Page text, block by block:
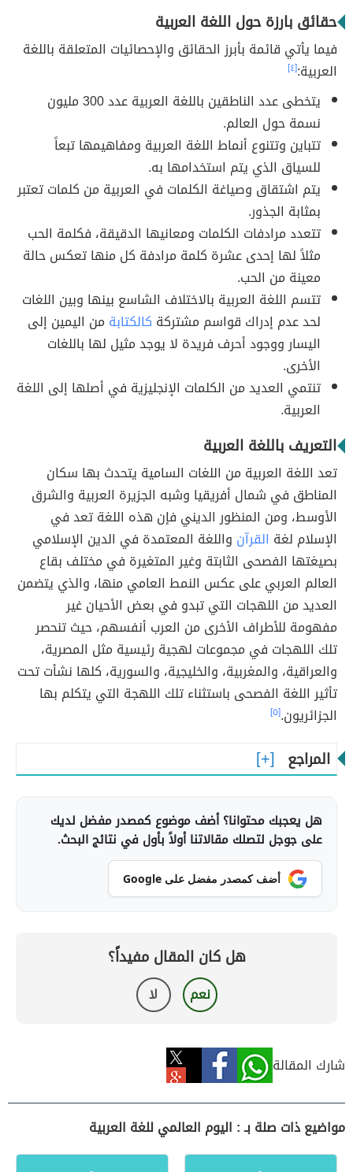
حقائق بارزة حول اللغة العربية
فيما يأتي قائمة بأبرز الحقائق والإحصائيات المتعلقة باللغة
العربية:[٤]
يتخطى عدد الناطقين باللغة العربية عدد 300 مليون
نسمة حول العالم.
تتباين وتتنوع أنماط اللغة العربية ومفاهيمها تبعاً
للسياق الذي يتم استخدامها به.
يتم اشتقاق وصياغة الكلمات في العربية من كلمات تعتبر
بمثابة الجذور.
تتعدد مرادفات الكلمات ومعانيها الدقيقة، فكلمة الحب
مثلاً لها إحدى عشرة كلمة مرادفة كل منها تعكس حالة
معينة من الحب.
تتسم اللغة العربية بالاختلاف الشاسع بينها وبين اللغات
لحد عدم إدراك قواسم مشتركة كالكتابة من اليمين إلى
اليسار ووجود أحرف فريدة لا يوجد مثيل لها باللغات
الأخرى.
تنتمي العديد من الكلمات الإنجليزية في أصلها إلى اللغة
العربية.
التعريف باللغة العربية
تعد اللغة العربية من اللغات السامية يتحدث بها سكان
المناطق في شمال أفريقيا وشبه الجزيرة العربية والشرق
الأوسط، ومن المنظور الديني فإن هذه اللغة تعد في
الإسلام لغة القرآن واللغة المعتمدة في الدين الإسلامي
بصيغتها الفصحى الثابتة وغير المتغيرة في مختلف بقاع
العالم العربي على عكس النمط العامي منها، والذي يتضمن
العديد من اللهجات التي تبدو في بعض الأحيان غير
مفهومة للأطراف الأخرى من العرب أنفسهم، حيث تنحصر
تلك اللهجات في مجموعات لهجية رئيسية مثل المصرية،
والعراقية، والمغربية، والخليجية، والسورية، كلها نشأت تحت
تأثير اللغة الفصحى باستثناء تلك اللهجة التي يتكلم بها
الجزائريون.[٥]
المراجع
هل يعجبك محتوانا؟ أضف موضوع كمصدر مفضل لديك
على جوجل لتصلك مقالاتنا أولاً بأول في نتائج البحث.
أضف كمصدر مفضل على Google
هل كان المقال مفيداً؟
نعم لا
شارك المقالة
مواضيع ذات صلة بـ : اليوم العالمي للغة العربية